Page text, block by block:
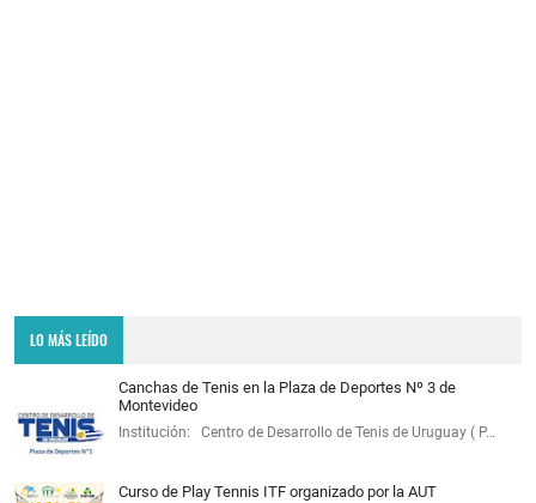
LO MÁS LEÍDO
Canchas de Tenis en la Plaza de Deportes Nº 3 de
Montevideo
Institución: Centro de Desarrollo de Tenis de Uruguay ( P…
Curso de Play Tennis ITF organizado por la AUT